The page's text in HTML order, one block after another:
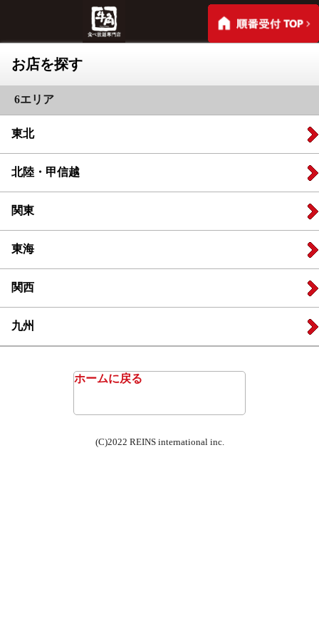
お店を探す
6エリア
東北
北陸・甲信越
関東
東海
関西
九州
ホームに戻る
(C)2022 REINS international inc.